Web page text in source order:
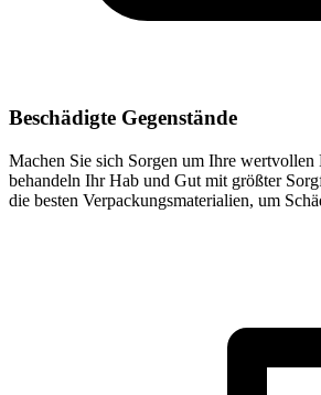
Beschädigte Gegenstände
Machen Sie sich Sorgen um Ihre wertvollen
behandeln Ihr Hab und Gut mit größter
die besten Verpackungsmaterialien, um